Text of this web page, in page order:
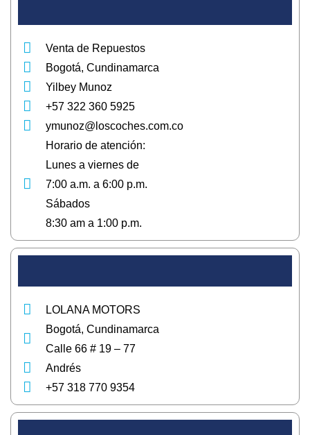
Venta de Repuestos
Bogotá, Cundinamarca
Yilbey Munoz
+57 322 360 5925
ymunoz@loscoches.com.co
Horario de atención:
Lunes a viernes de
7:00 a.m. a 6:00 p.m.
Sábados
8:30 am a 1:00 p.m.
LOLANA MOTORS
Bogotá, Cundinamarca
Calle 66 # 19 – 77
Andrés
+57 318 770 9354